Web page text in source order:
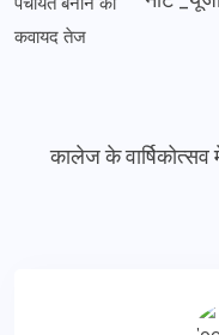
कालेज के वार्षिकोत्सव